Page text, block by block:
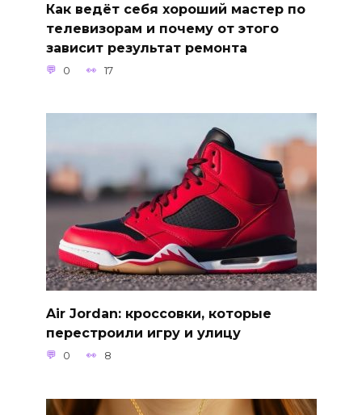
Как ведёт себя хороший мастер по
телевизорам и почему от этого
зависит результат ремонта
0 17
Air Jordan: кроссовки, которые
перестроили игру и улицу
0 8